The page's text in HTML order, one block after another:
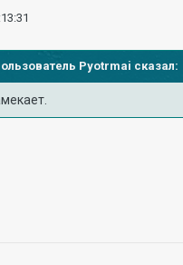
Pyotrmai сказал: